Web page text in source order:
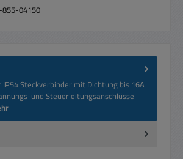
855-04150
Steckverbinder mit Dichtung bis 16A
und Steuerleitungsanschlüsse